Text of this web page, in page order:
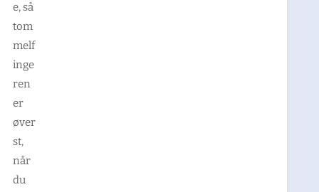
e, så
tom
melf
inge
ren
er
øver
st,
når
du